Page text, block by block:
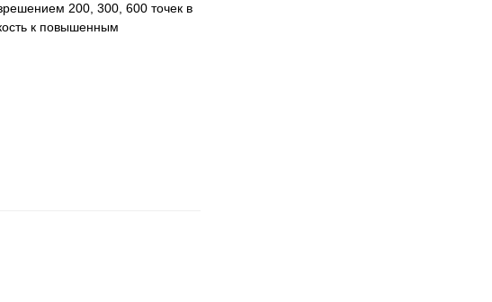
200, 300, 600 точек в
к повышенным